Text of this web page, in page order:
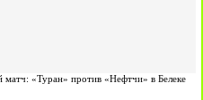
матч: «Туран» против «Нефтчи» в Белеке